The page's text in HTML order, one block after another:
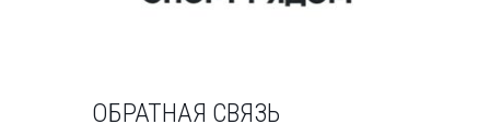
ОБРАТНАЯ СВЯЗЬ